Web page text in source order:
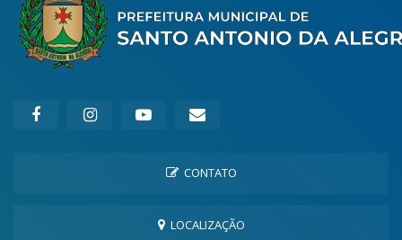
CONTATO
LOCALIZAÇÃO